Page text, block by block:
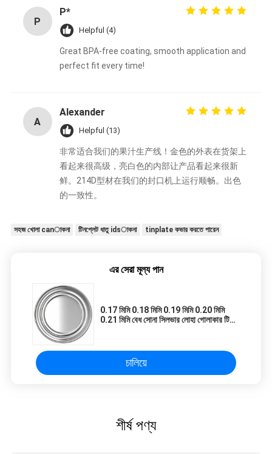
P
P*
Helpful (4)
Great BPA-free coating, smooth application and
perfect fit every time!
A
Alexander
Helpful (13)
非常适合我们的果汁生产线！金色的外表在货架上
看起来很高级，亮白色的内部让产品看起来很新
鲜。214D型材在我们的封口机上运行顺畅。出色
的一致性。
সহজ খোলা canাকনা টিনপ্লেট ধাতু idsাকনা tinplate কভার করতে পারেন
এর সেরা মূল্য পান
0.17 মিমি 0.18 মিমি 0.19 মিমি 0.20 মিমি
0.21 মিমি বেধ সোনা সিলভার লোহা গোলাকার টিনের
চালিয়ে
শীর্ষ পণ্য